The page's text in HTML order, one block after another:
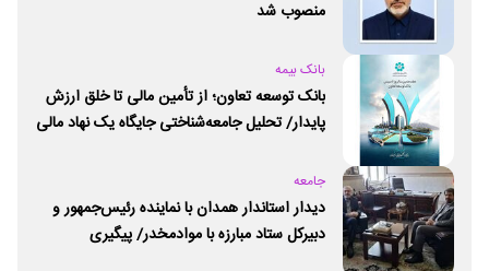
منصوب شد
بانک بیمه
بانک توسعه تعاون؛ از تأمین مالی تا خلق ارزش
پایدار/ تحلیل جامعه‌شناختی جایگاه یک نهاد مالی
جامعه
دیدار استاندار همدان با نماینده رئیس‌جمهور و
دبیرکل ستاد مبارزه با موادمخدر/ پیگیری